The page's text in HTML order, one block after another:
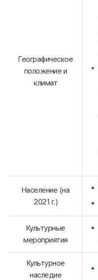
Географическое
положение и
климат
Население (на
2021 г.)
Культурные
мероприятия
Культурное
наследие